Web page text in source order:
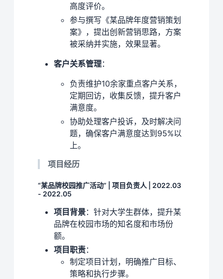
高度评价。
参与撰写《某品牌年度营销策划
案》，提出创新营销思路，方案
被采纳并实施，效果显著。
客户关系管理：
负责维护10余家重点客户关系，
定期回访，收集反馈，提升客户
满意度。
协助处理客户投诉，及时解决问
题，确保客户满意度达到95%以
上。
项目经历
“某品牌校园推广活动” | 项目负责人 | 2022.03
- 2022.05
项目背景：针对大学生群体，提升某
品牌在校园市场的知名度和市场份
额。
项目职责：
制定项目计划，明确推广目标、
策略和执行步骤。